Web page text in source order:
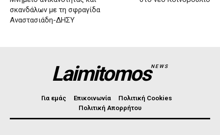
σκανδάλων με τη σφραγίδα
Αναστασιάδη-ΔΗΣΥ
LaimitomosNEWS
Για εμάς Επικοινωνία
Πολιτική Cookies
Πολιτική Απορρήτου